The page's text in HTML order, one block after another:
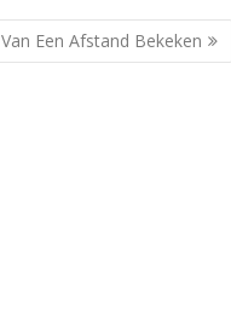
Van Een Afstand Bekeken